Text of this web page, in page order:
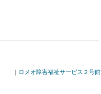
｜ ロメオ障害福祉サービス２号館